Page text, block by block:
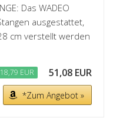
Das WADEO
ausgestattet,
cm verstellt werden
EUR 51,08 EUR
*Zum Angebot »